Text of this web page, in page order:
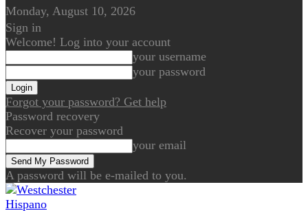
Monday, August 10, 2026
Sign in
Welcome! Log into your account
your username
your password
Forgot your password? Get help
Password recovery
Recover your password
your email
A password will be e-mailed to you.